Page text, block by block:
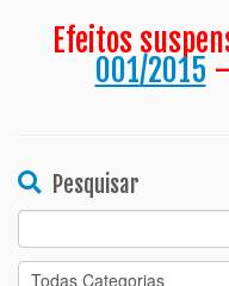
Efeitos
001/2015
Pesquisar
Search
for: